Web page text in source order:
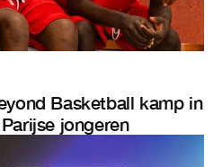
Basketball kamp in
jongeren